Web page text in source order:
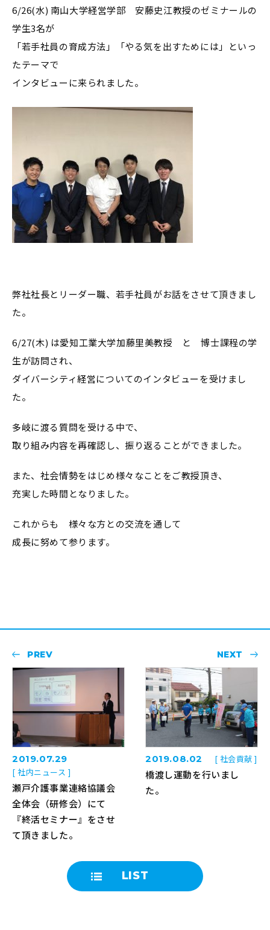
6/26(水) 南山大学経営学部 安藤史江教授のゼミナールの
学生3名が
「若手社員の育成方法」「やる気を出すためには」といっ
たテーマで
インタビューに来られました。
弊社社長とリーダー職、若手社員がお話をさせて頂きまし
た。
6/27(木) は愛知工業大学加藤里美教授 と 博士課程の学
生が訪問され、
ダイバーシティ経営についてのインタビューを受けまし
た。
多岐に渡る質問を受ける中で、
取り組み内容を再確認し、振り返ることができました。
また、社会情勢をはじめ様々なことをご教授頂き、
充実した時間となりました。
これからも 様々な方との交流を通して
成長に努めて参ります。
PREV
2019.07.29
[ 社内ニュース ]
瀬戸介護事業連絡協議会
全体会（研修会）にて
『終活セミナー』をさせ
て頂きました。
LIST
NEXT
2019.08.02 [ 社会貢献 ]
橋渡し運動を行いまし
た。